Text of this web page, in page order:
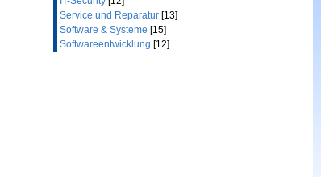
Service und Reparatur [13]
Software & Systeme [15]
Softwareentwicklung [12]